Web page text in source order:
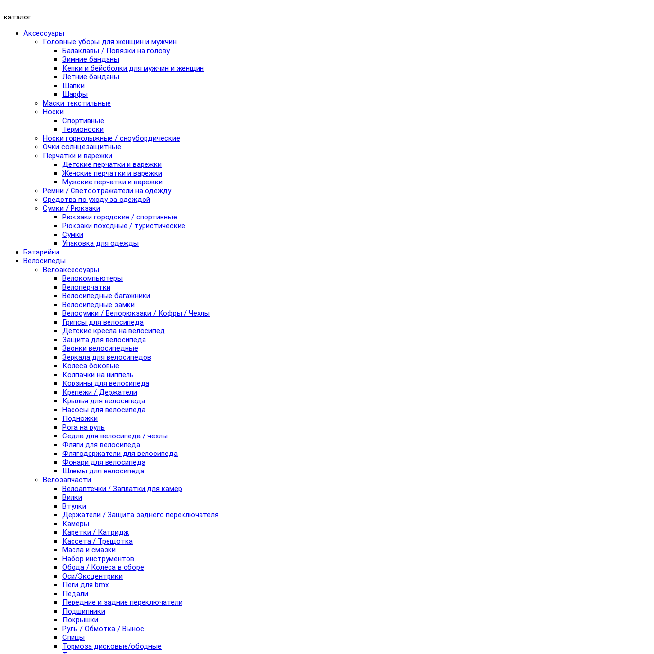
каталог
Аксессуары
Головные уборы для женщин и мужчин
Балаклавы / Повязки на голову
Зимние банданы
Кепки и бейсболки для мужчин и женщин
Летние банданы
Шапки
Шарфы
Маски текстильные
Носки
Спортивные
Термоноски
Носки горнолыжные / сноубордические
Очки солнцезащитные
Перчатки и варежки
Детские перчатки и варежки
Женские перчатки и варежки
Мужские перчатки и варежки
Ремни / Светоотражатели на одежду
Средства по уходу за одеждой
Сумки / Рюкзаки
Рюкзаки городские / спортивные
Рюкзаки походные / туристические
Сумки
Упаковка для одежды
Батарейки
Велосипеды
Велоаксессуары
Велокомпьютеры
Велоперчатки
Велосипедные багажники
Велосипедные замки
Велосумки / Велорюкзаки / Кофры / Чехлы
Грипсы для велосипеда
Детские кресла на велосипед
Защита для велосипеда
Звонки велосипедные
Зеркала для велосипедов
Колеса боковые
Колпачки на ниппель
Корзины для велосипеда
Крепежи / Держатели
Крылья для велосипеда
Насосы для велосипеда
Подножки
Рога на руль
Седла для велосипеда / чехлы
Фляги для велосипеда
Флягодержатели для велосипеда
Фонари для велосипеда
Шлемы для велосипеда
Велозапчасти
Велоаптечки / Заплатки для камер
Вилки
Втулки
Держатели / Защита заднего переключателя
Камеры
Каретки / Катридж
Кассета / Трещотка
Масла и смазки
Набор инструментов
Обода / Колеса в сборе
Оси/Эксцентрики
Пеги для bmx
Педали
Передние и задние переключатели
Подшипники
Покрышки
Руль / Обмотка / Вынос
Спицы
Тормоза дисковые/ободные